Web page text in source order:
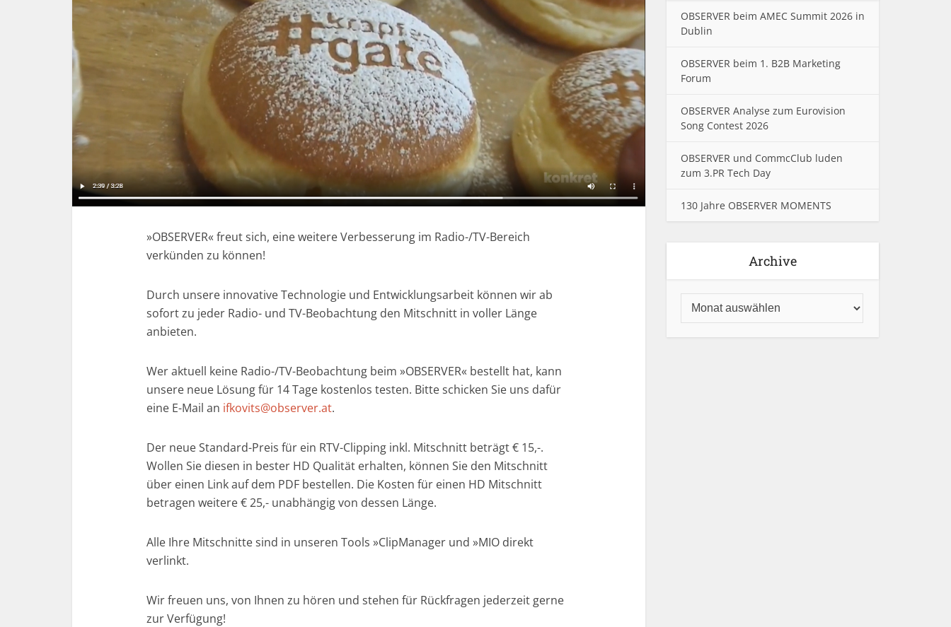
»OBSERVER« freut sich, eine weitere Verbesserung im Radio-/TV-Bereich
verkünden zu können!
Durch unsere innovative Technologie und Entwicklungsarbeit können wir ab
sofort zu jeder Radio- und TV-Beobachtung den Mitschnitt in voller Länge
anbieten.
Wer aktuell keine Radio-/TV-Beobachtung beim »OBSERVER« bestellt hat, kann
unsere neue Lösung für 14 Tage kostenlos testen. Bitte schicken Sie uns dafür
eine E-Mail an ifkovits@observer.at.
Der neue Standard-Preis für ein RTV-Clipping inkl. Mitschnitt beträgt € 15,-.
Wollen Sie diesen in bester HD Qualität erhalten, können Sie den Mitschnitt
über einen Link auf dem PDF bestellen. Die Kosten für einen HD Mitschnitt
betragen weitere € 25,- unabhängig von dessen Länge.
Alle Ihre Mitschnitte sind in unseren Tools »ClipManager und »MIO direkt
verlinkt.
Wir freuen uns, von Ihnen zu hören und stehen für Rückfragen jederzeit gerne
zur Verfügung!
OBSERVER beim AMEC Summit 2026 in
Dublin
OBSERVER beim 1. B2B Marketing
Forum
OBSERVER Analyse zum Eurovision
Song Contest 2026
OBSERVER und CommcClub luden
zum 3.PR Tech Day
130 Jahre OBSERVER MOMENTS
Archive